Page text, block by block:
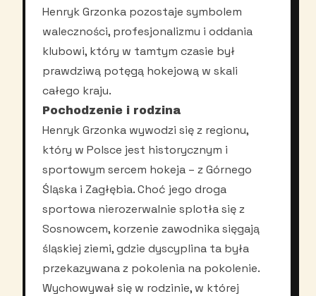
Henryk Grzonka pozostaje symbolem
waleczności, profesjonalizmu i oddania
klubowi, który w tamtym czasie był
prawdziwą potęgą hokejową w skali
całego kraju.
Pochodzenie i rodzina
Henryk Grzonka wywodzi się z regionu,
który w Polsce jest historycznym i
sportowym sercem hokeja – z Górnego
Śląska i Zagłębia. Choć jego droga
sportowa nierozerwalnie splotła się z
Sosnowcem, korzenie zawodnika sięgają
śląskiej ziemi, gdzie dyscyplina ta była
przekazywana z pokolenia na pokolenie.
Wychowywał się w rodzinie, w której